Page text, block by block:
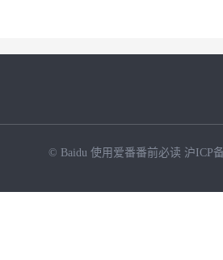
© Baidu 使用爱番番前必读 沪ICP